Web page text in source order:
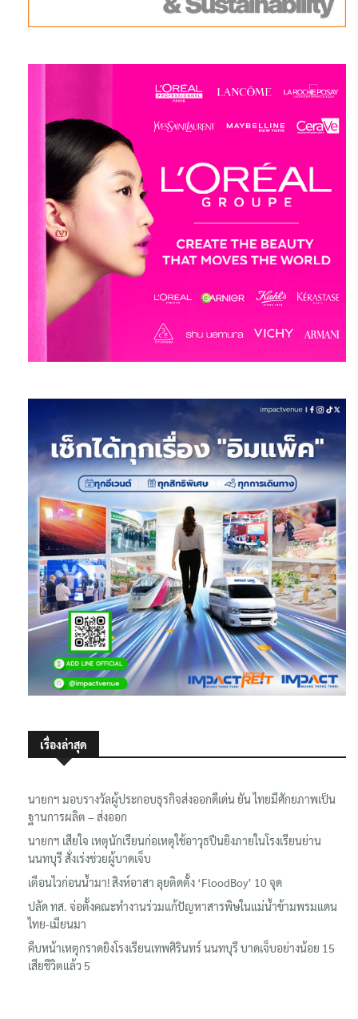
เรื่องล่าสุด
นายกฯ มอบรางวัลผู้ประกอบธุรกิจส่งออกดีเด่น ยัน ไทยมีศักยภาพเป็น
ฐานการผลิต – ส่งออก
นายกฯ เสียใจ เหตุนักเรียนก่อเหตุใช้อาวุธปืนยิงภายในโรงเรียนย่าน
นนทบุรี สั่งเร่งช่วยผู้บาดเจ็บ
เตือนไวก่อนน้ำมา! สิงห์อาสา ลุยติดตั้ง ‘FloodBoy’ 10 จุด
ปลัด ทส. จ่อตั้งคณะทำงานร่วมแก้ปัญหาสารพิษในแม่น้ำข้ามพรมแดน
ไทย-เมียนมา
คืบหน้าเหตุกราดยิงโรงเรียนเทพศิรินทร์ นนทบุรี บาดเจ็บอย่างน้อย 15
เสียชีวิตแล้ว 5